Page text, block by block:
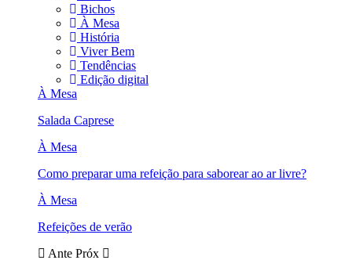
Bichos
À Mesa
História
Viver Bem
Tendências
Edição digital
À Mesa
Salada Caprese
À Mesa
Como preparar uma refeição para saborear ao ar livre?
À Mesa
Refeições de verão
Ante Próx